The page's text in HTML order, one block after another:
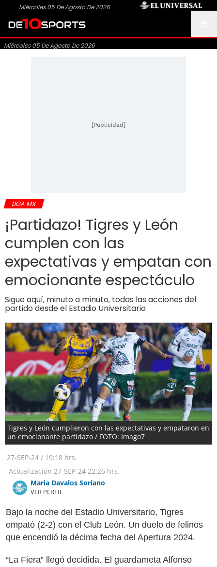
Miércoles 05 De Agosto De 2026
Miércoles 05 De Agosto De 2026
[Publicidad]
LIGA MX
¡Partidazo! Tigres y León
cumplen con las
expectativas y empatan con
emocionante espectáculo
Sigue aquí, minuto a minuto, todas las acciones del
partido desde el Estadio Universitario
Tigres y León cumplieron con las expectativas y empataron en
un emocionante partidazo / FOTO: Imago7
27-SEP-24 / 19:18 hrs.
Actualización 27-SEP-24 22:26 hrs.
Maria Davalos Soriano
VER PERFIL
Bajo la noche del Estadio Universitario, Tigres
empató (2-2) con el Club León. Un duelo de felinos
que encendió la décima fecha del Apertura 2024.
“La Fiera” llegó decidida. El guardameta Alfonso